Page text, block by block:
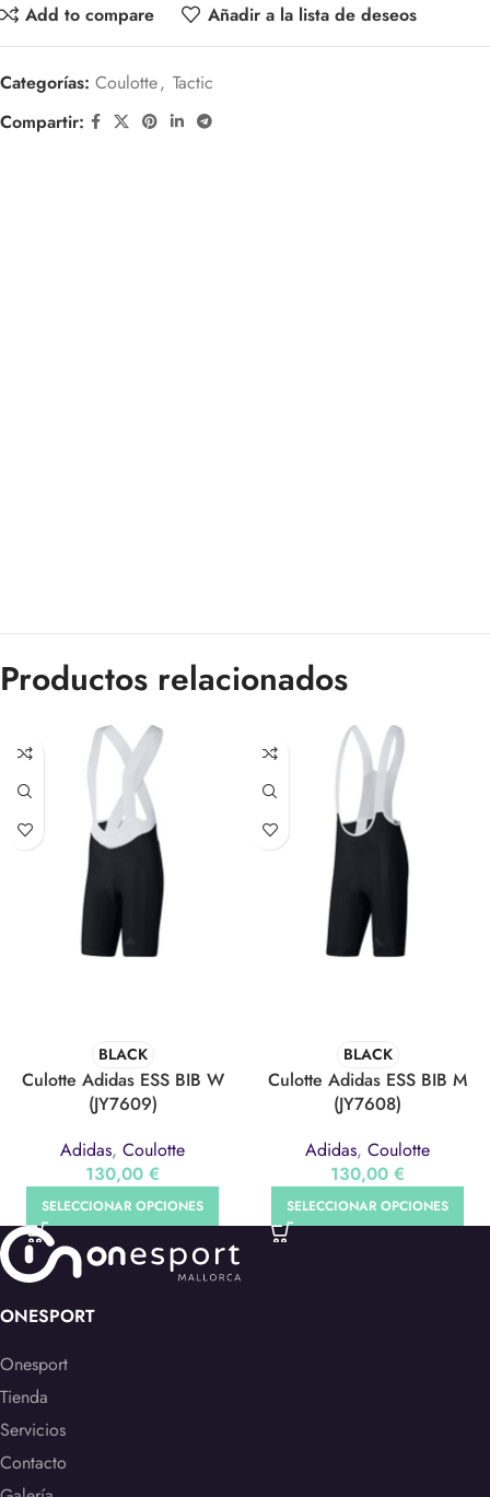
Add to compare
Añadir a la lista de deseos
Categorías: Coulotte, Tactic
Compartir:
Productos relacionados
BLACK
Culotte Adidas ESS BIB W
(JY7609)
Adidas, Coulotte
130,00 €
SELECCIONAR OPCIONES
BLACK
Culotte Adidas ESS BIB M
(JY7608)
Adidas, Coulotte
130,00 €
SELECCIONAR OPCIONES
ONESPORT
Onesport
Tienda
Servicios
Contacto